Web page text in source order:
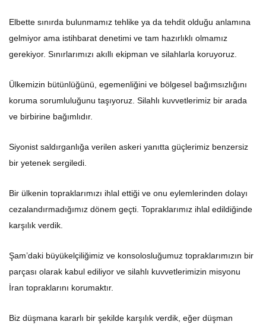
Elbette sınırda bulunmamız tehlike ya da tehdit olduğu anlamına
gelmiyor ama istihbarat denetimi ve tam hazırlıklı olmamız
gerekiyor. Sınırlarımızı akıllı ekipman ve silahlarla koruyoruz.
Ülkemizin bütünlüğünü, egemenliğini ve bölgesel bağımsızlığını
koruma sorumluluğunu taşıyoruz. Silahlı kuvvetlerimiz bir arada
ve birbirine bağımlıdır.
Siyonist saldırganlığa verilen askeri yanıtta güçlerimiz benzersiz
bir yetenek sergiledi.
Bir ülkenin topraklarımızı ihlal ettiği ve onu eylemlerinden dolayı
cezalandırmadığımız dönem geçti. Topraklarımız ihlal edildiğinde
karşılık verdik.
Şam’daki büyükelçiliğimiz ve konsolosluğumuz topraklarımızın bir
parçası olarak kabul ediliyor ve silahlı kuvvetlerimizin misyonu
İran topraklarını korumaktır.
Biz düşmana kararlı bir şekilde karşılık verdik, eğer düşman